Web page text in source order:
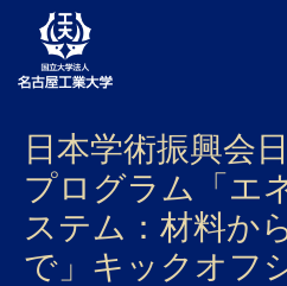
大学案内
学部・大学院・センター
入試
日本学術振興会
プログラム「エ
ステム：材料か
で」キックオフ